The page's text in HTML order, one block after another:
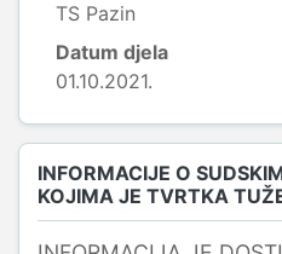
TS Pazin
Datum djela
01.10.2021.
INFORMACIJE O
KOJIMA JE TVRTKA